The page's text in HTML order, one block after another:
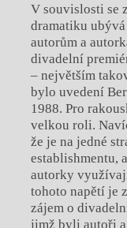
V souvislosti se
dramatiku
autorům a
divadelní
– největším
bylo uvedení
1988. Pro
velkou roli.
že je na jedné
establishmentu,
autorky
tohoto napětí je
zájem o
jimž byli autoři